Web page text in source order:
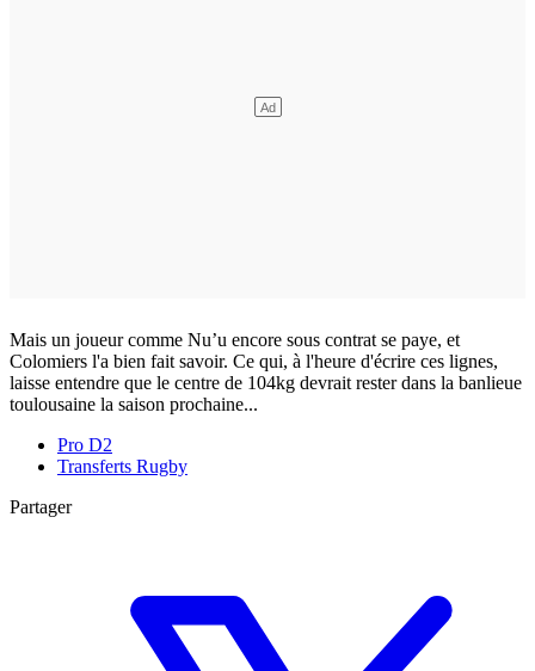
Mais un joueur comme Nu’u encore sous contrat se paye, et
Colomiers l'a bien fait savoir. Ce qui, à l'heure d'écrire ces lignes,
laisse entendre que le centre de 104kg devrait rester dans la banlieue
toulousaine la saison prochaine...
Pro D2
Transferts Rugby
Partager